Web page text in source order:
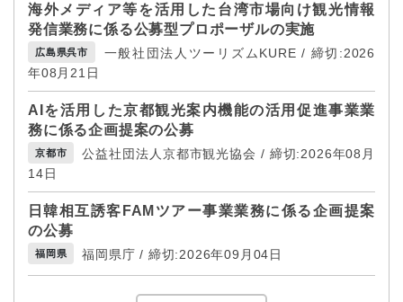
海外メディア等を活用した台湾市場向け観光情報
発信業務に係る公募型プロポーザルの実施
広島県呉市
一般社団法人ツーリズムKURE / 締切:2026
年08月21日
AIを活用した京都観光案内機能の活用促進事業業
務に係る企画提案の公募
京都市
公益社団法人京都市観光協会 / 締切:2026年08月
14日
日韓相互誘客FAMツアー事業業務に係る企画提案
の公募
福岡県 福岡県庁 / 締切:2026年09月04日